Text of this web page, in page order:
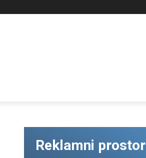
Reklamni prostor